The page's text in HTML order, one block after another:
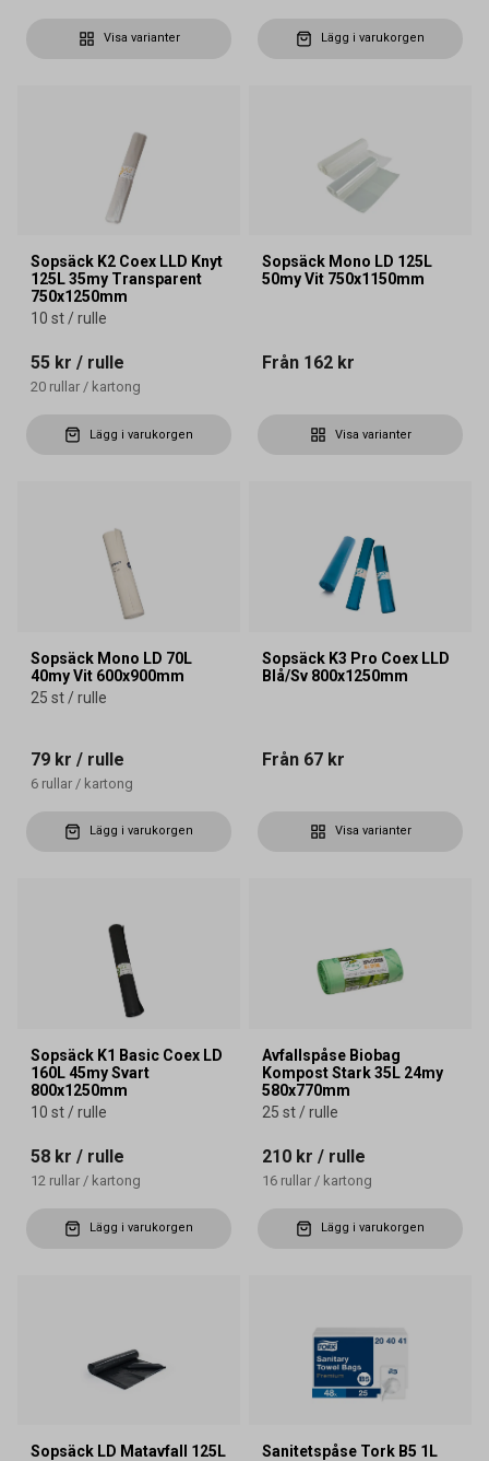
Visa varianter Lägg i varukorgen
Sopsäck K2 Coex LLD Knyt
125L 35my Transparent
750x1250mm
10 st / rulle
55 kr / rulle
20 rullar / kartong
Lägg i varukorgen
Sopsäck Mono LD 125L
50my Vit 750x1150mm
Från 162 kr
Visa varianter
Sopsäck Mono LD 70L
40my Vit 600x900mm
25 st / rulle
79 kr / rulle
6 rullar / kartong
Lägg i varukorgen
Sopsäck K3 Pro Coex LLD
Blå/Sv 800x1250mm
Från 67 kr
Visa varianter
Sopsäck K1 Basic Coex LD
160L 45my Svart
800x1250mm
10 st / rulle
58 kr / rulle
12 rullar / kartong
Lägg i varukorgen
Avfallspåse Biobag
Kompost Stark 35L 24my
580x770mm
25 st / rulle
210 kr / rulle
16 rullar / kartong
Lägg i varukorgen
Sopsäck LD Matavfall 125L
Sanitetspåse Tork B5 1L